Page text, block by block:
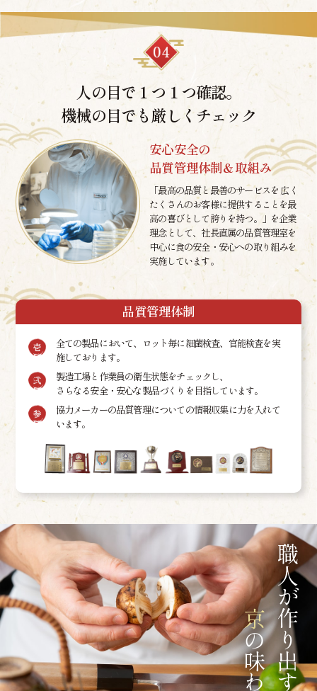
人の目で１つ１つ確認。
機械の目でも厳しくチェック
安心安全の
品質管理体制＆取組み
「最高の品質と最善のサービスを 広く
たくさんのお客様に提供することを最
高の喜びとして誇りを持つ。」を企業
理念として、社長直属の品質管理室を
中心に食の安全・安心への取り組みを
実施しています。
品質管理体制
全ての製品において、ロット毎に細菌検査、官能検査を実
施しております。
製造工場と作業員の衛生状態をチェックし、
さらなる安全・安心な製品づくりを目指しています。
協力メーカーの品質管理についての情報収集に力を入れて
います。
職人が作り出す
京
の味わい